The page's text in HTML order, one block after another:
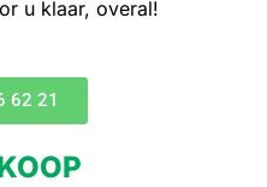
u klaar, overal!
62 21